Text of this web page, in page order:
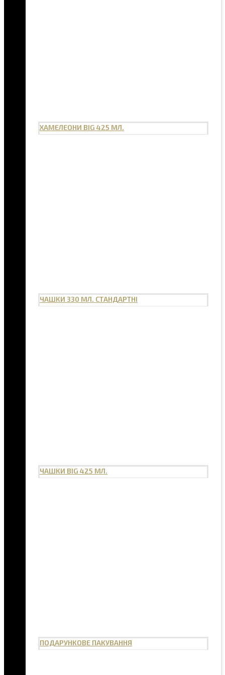
ХАМЕЛЕОНИ BIG 425 МЛ.
ЧАШКИ 330 МЛ. СТАНДАРТНІ
ЧАШКИ BIG 425 МЛ.
ПОДАРУНКОВЕ ПАКУВАННЯ